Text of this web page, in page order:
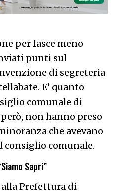
per fasce meno
punti sul
di segreteria
E’ quanto
comunale di
non hanno preso
che avevano
comunale.
Sapri”
Prefettura di